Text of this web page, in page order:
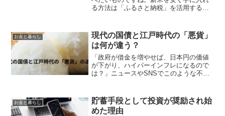
る方法は「ふるさと納税」を活用するこ
地方税を支払うのですからこれを利用し
ないのはもったいないです...
お金と暮らし
現代の国債と江戸時代の「悪貨」
は何が違う？
「政府が借金を増やせば、日本円の価値
が下がり、ハイパーインフレになるので
は？」ニュースやSNSでこのような不安
「悪貨（質の悪い貨幣）の乱発」による
経済混乱と比較されること...
お金と暮らし
貯蓄手段として投資が奨励され始
めた理由